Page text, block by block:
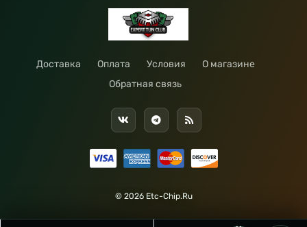
Доставка Оплата Условия
О магазине
Обратная связь
© 2026 Etc-Chip.Ru